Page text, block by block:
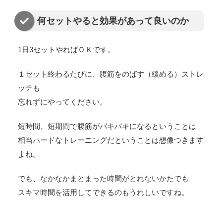
何セットやると効果があって良いのか
1日3セットやればＯＫです。
１セット終わるたびに、腹筋をのばす（緩める）ストレ
ッチも
忘れずにやってください。
短時間、短期間で腹筋がバキバキになるということは
相当ハードなトレーニングだということは想像つきます
よね。
でも、なかなかまとまった時間がとれないかたでも
スキマ時間を活用してできるのもうれしいですね。